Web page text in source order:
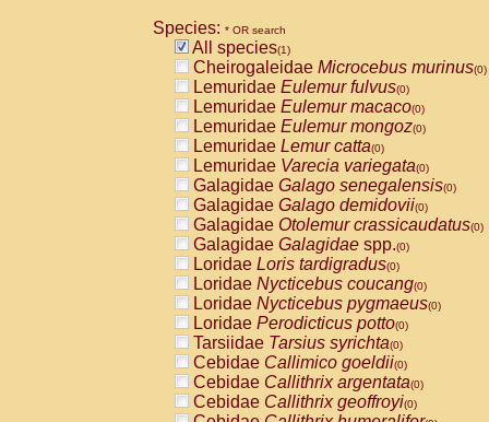
Species: * OR search
All species(1)
Cheirogaleidae Microcebus murinus(0)
Lemuridae Eulemur fulvus(0)
Lemuridae Eulemur macaco(0)
Lemuridae Eulemur mongoz(0)
Lemuridae Lemur catta(0)
Lemuridae Varecia variegata(0)
Galagidae Galago senegalensis(0)
Galagidae Galago demidovii(0)
Galagidae Otolemur crassicaudatus(0)
Galagidae Galagidae spp.(0)
Loridae Loris tardigradus(0)
Loridae Nycticebus coucang(0)
Loridae Nycticebus pygmaeus(0)
Loridae Perodicticus potto(0)
Tarsiidae Tarsius syrichta(0)
Cebidae Callimico goeldii(0)
Cebidae Callithrix argentata(0)
Cebidae Callithrix geoffroyi(0)